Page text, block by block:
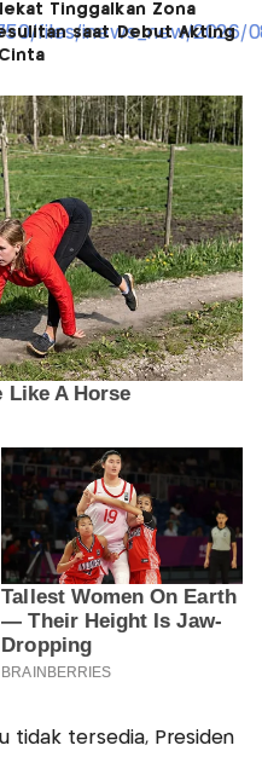
Tinggalkan Zona
saat Debut Akting
tidak tersedia, Presiden